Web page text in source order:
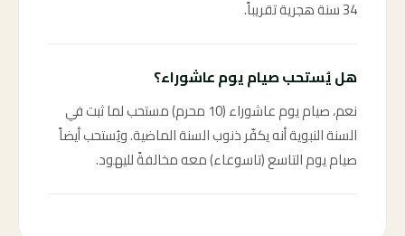
34 سنة هجرية تقريباً.
هل يُستحب صيام يوم عاشوراء؟
نعم، صيام يوم عاشوراء (10 محرم) مستحب لما ثبت في
السنة النبوية أنه يكفّر ذنوب السنة الماضية. ويُستحب أيضاً
صيام يوم التاسع (تاسوعاء) معه مخالفةً لليهود.